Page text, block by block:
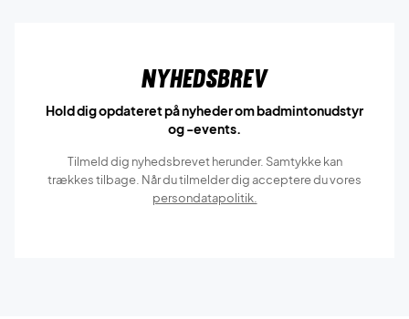
Nyhedsbrev
Hold dig opdateret på nyheder om badmintonudstyr
og -events.
Tilmeld dig nyhedsbrevet herunder. Samtykke kan
trækkes tilbage. Når du tilmelder dig acceptere du vores
persondatapolitik.